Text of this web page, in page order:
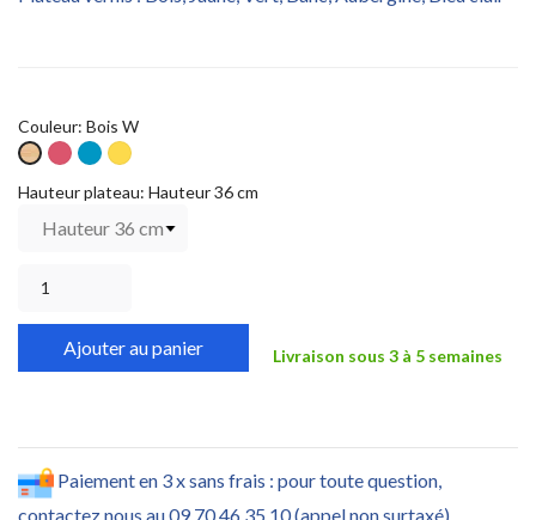
Couleur: Bois W
Bois
W
Fuchsia
W
Bleu
W
Jaune
W
Hauteur plateau: Hauteur 36 cm
Ajouter au panier Livraison sous 3 à 5 semaines
Paiement en 3 x sans frais : pour toute question,
contactez nous au 09 70 46 35 10 (appel non surtaxé)